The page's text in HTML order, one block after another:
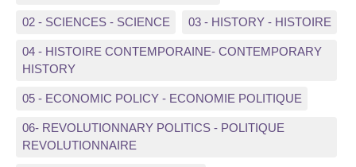
02 - SCIENCES - SCIENCE 03 - HISTORY - HISTOIRE
04 - HISTOIRE CONTEMPORAINE- CONTEMPORARY
HISTORY
05 - ECONOMIC POLICY - ECONOMIE POLITIQUE
06- REVOLUTIONNARY POLITICS - POLITIQUE
REVOLUTIONNAIRE